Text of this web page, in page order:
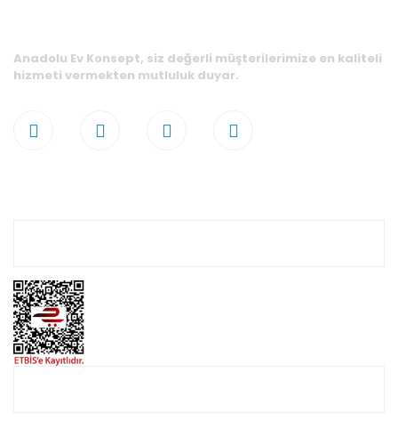
Anadolu Ev Konsept, siz değerli müşterilerimize en kaliteli
hizmeti vermekten mutluluk duyar.